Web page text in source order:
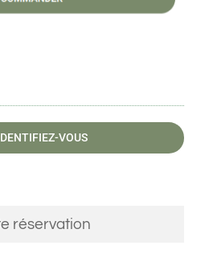
VOUS
réservation